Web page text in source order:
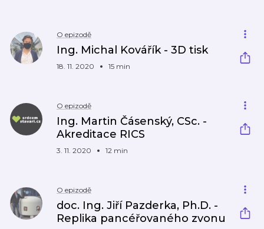
O epizodě
Ing. Michal Kovářík - 3D tisk
18. 11. 2020 15 min
O epizodě
Ing. Martin Čásenský, CSc. -
Akreditace RICS
3. 11. 2020 12 min
O epizodě
doc. Ing. Jiří Pazderka, Ph.D. -
Replika pancéřovaného zvonu